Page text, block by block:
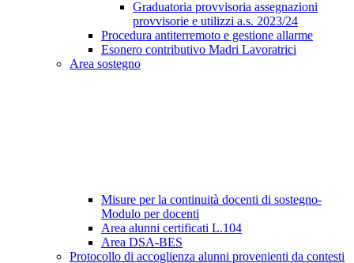
Graduatoria provvisoria assegnazioni
provvisorie e utilizzi a.s. 2023/24
Procedura antiterremoto e gestione allarme
Esonero contributivo Madri Lavoratrici
Area sostegno
Misure per la continuità docenti di sostegno-
Modulo per docenti
Area alunni certificati L.104
Area DSA-BES
Protocollo di accoglienza alunni provenienti da contesti